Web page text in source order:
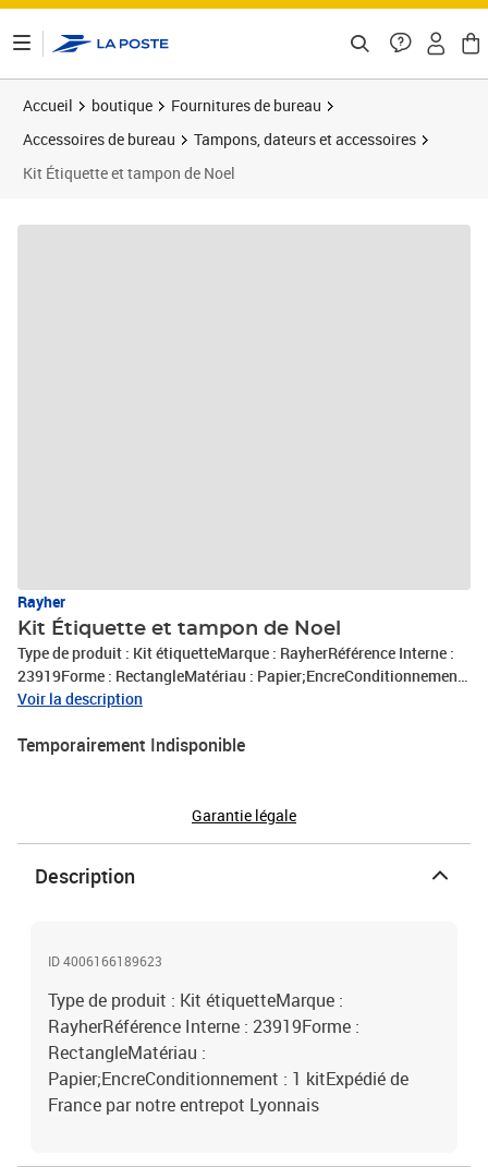
Accueil boutique
Fournitures de bureau
Accessoires de bureau
Tampons, dateurs et accessoires
Kit Étiquette et tampon de Noel
Rayher
Kit Étiquette et tampon de Noel
Type de produit : Kit étiquetteMarque : RayherRéférence Interne :
23919Forme : RectangleMatériau : Papier;EncreConditionnement :
1 kitExpédié de France par notre entrepot Lyonnais
Voir la description
Temporairement Indisponible
Garantie légale
Description
ID 4006166189623
Type de produit : Kit étiquetteMarque :
RayherRéférence Interne : 23919Forme :
RectangleMatériau :
Papier;EncreConditionnement : 1 kitExpédié de
France par notre entrepot Lyonnais